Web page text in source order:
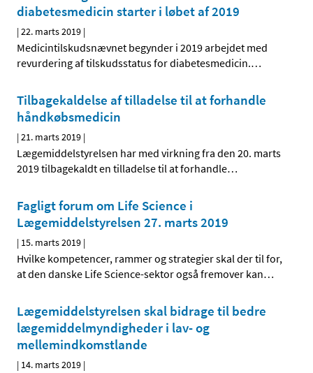
diabetesmedicin starter i løbet af 2019
|22. marts 2019 |
Medicintilskudsnævnet begynder i 2019 arbejdet med
revurdering af tilskudsstatus for diabetesmedicin.…
Tilbagekaldelse af tilladelse til at forhandle
håndkøbsmedicin
|21. marts 2019 |
Lægemiddelstyrelsen har med virkning fra den 20. marts
2019 tilbagekaldt en tilladelse til at forhandle…
Fagligt forum om Life Science i
Lægemiddelstyrelsen 27. marts 2019
| 15. marts 2019 |
Hvilke kompetencer, rammer og strategier skal der til for,
at den danske Life Science-sektor også fremover kan…
Lægemiddelstyrelsen skal bidrage til bedre
lægemiddelmyndigheder i lav- og
mellemindkomstlande
| 14. marts 2019 |